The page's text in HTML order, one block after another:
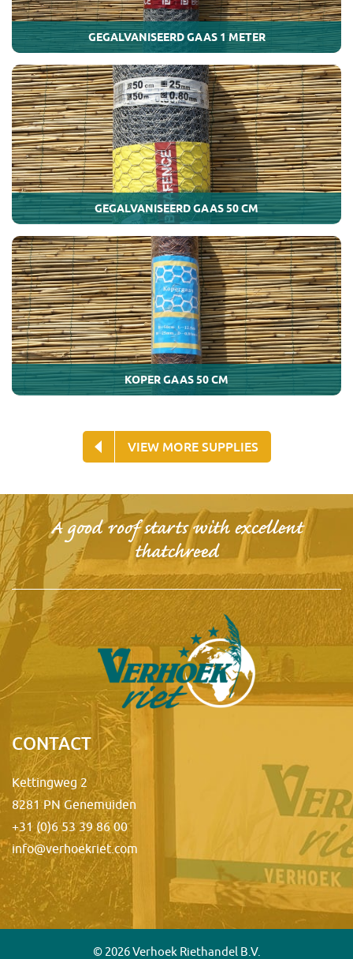
GEGALVANISEERD GAAS 1 METER
GEGALVANISEERD GAAS 50 CM
KOPER GAAS 50 CM
VIEW MORE SUPPLIES
A good roof starts with excellent
thatchreed
CONTACT
Kettingweg 2
8281 PN Genemuiden
+31 (0)6 53 39 86 00
info@verhoekriet.com
© 2026 Verhoek Riethandel B.V.